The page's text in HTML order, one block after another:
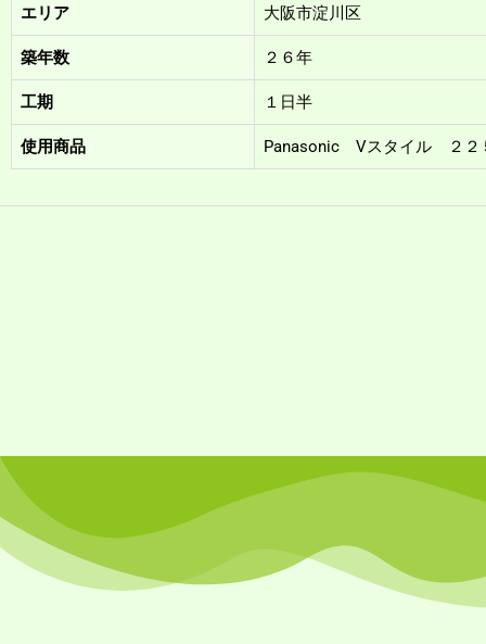
エリア 大阪市淀川区
築年数 ２６年
工期 １日半
使用商品 Panasonic Vスタイル ２２